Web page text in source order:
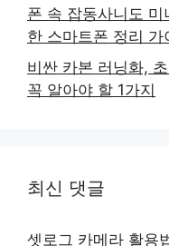
폰 속 잡동사니도
한 스마트폰 정리 가
비싼 카본 러닝화,
꼭 알아야 할 1가지
최신 댓글
셋로그 카메라 활용